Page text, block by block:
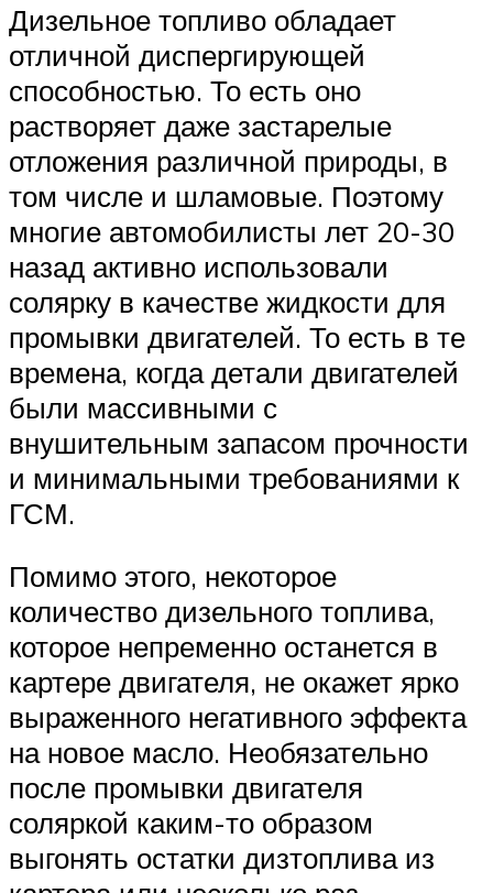
Дизельное топливо обладает
отличной диспергирующей
способностью. То есть оно
растворяет даже застарелые
отложения различной природы, в
том числе и шламовые. Поэтому
многие автомобилисты лет 20-30
назад активно использовали
солярку в качестве жидкости для
промывки двигателей. То есть в те
времена, когда детали двигателей
были массивными с
внушительным запасом прочности
и минимальными требованиями к
ГСМ.
Помимо этого, некоторое
количество дизельного топлива,
которое непременно останется в
картере двигателя, не окажет ярко
выраженного негативного эффекта
на новое масло. Необязательно
после промывки двигателя
соляркой каким-то образом
выгонять остатки дизтоплива из